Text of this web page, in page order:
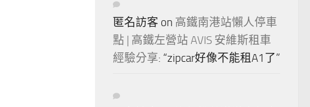
匿名訪客 on 高鐵南港站懶人停車
點 | 高鐵左營站 AVIS 安維斯租車
經驗分享: “zipcar好像不能租A1了”